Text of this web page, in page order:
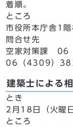
着順。
ところ
市役所本庁舎1階
問合せ先
空家対策課 06
06（4309）
建築士による
とき
2月18日（火曜
ところ